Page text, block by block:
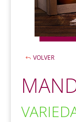
VOLVER